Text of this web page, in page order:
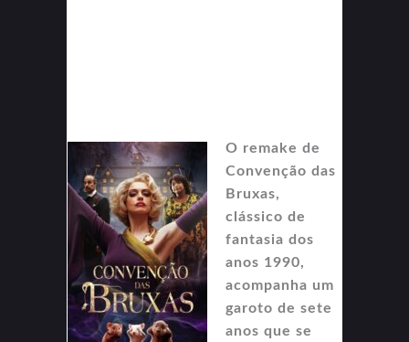
O remake de
Convenção das
Bruxas,
clássico de
fantasia dos
anos 1990,
acompanha um
garoto de sete
anos que se